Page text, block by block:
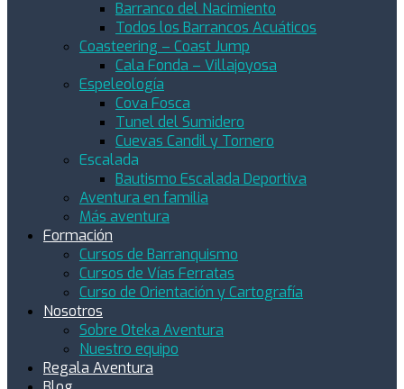
Barranco del Nacimiento
Todos los Barrancos Acuáticos
Coasteering – Coast Jump
Cala Fonda – Villajoyosa
Espeleología
Cova Fosca
Tunel del Sumidero
Cuevas Candil y Tornero
Escalada
Bautismo Escalada Deportiva
Aventura en familia
Más aventura
Formación
Cursos de Barranquismo
Cursos de Vías Ferratas
Curso de Orientación y Cartografía
Nosotros
Sobre Oteka Aventura
Nuestro equipo
Regala Aventura